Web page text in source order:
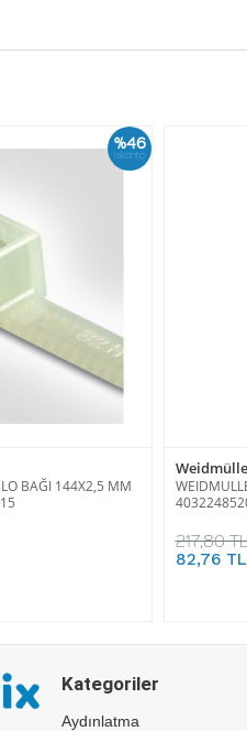
%46
İskonto
BAĞI 144X2,5 MM
217,80 TL
82,76 TL
Kategoriler
Aydınlatma